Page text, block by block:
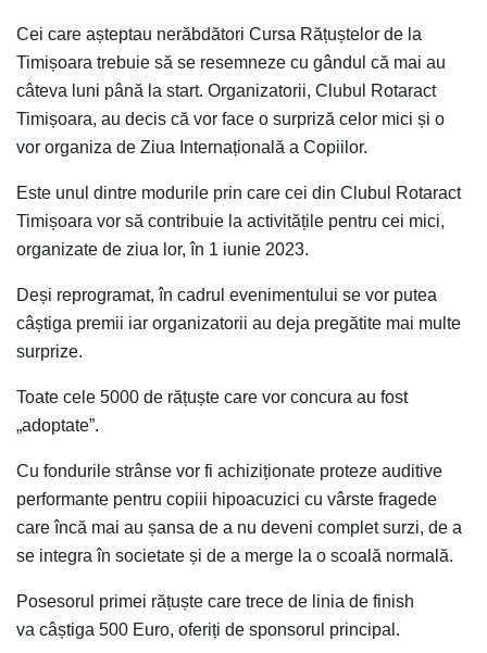
Cei care așteptau nerăbdători Cursa Rățuștelor de la
Timișoara trebuie să se resemneze cu gândul că mai au
câteva luni până la start. Organizatorii, Clubul Rotaract
Timișoara, au decis că vor face o surpriză celor mici și o
vor organiza de Ziua Internațională a Copiilor.
Este unul dintre modurile prin care cei din Clubul Rotaract
Timișoara vor să contribuie la activitățile pentru cei mici,
organizate de ziua lor, în 1 iunie 2023.
Deși reprogramat, în cadrul evenimentului se vor putea
câștiga premii iar organizatorii au deja pregătite mai multe
surprize.
Toate cele 5000 de rățuște care vor concura au fost
„adoptate”.
Cu fondurile strânse vor fi achiziționate proteze auditive
performante pentru copiii hipoacuzici cu vârste fragede
care încă mai au șansa de a nu deveni complet surzi, de a
se integra în societate și de a merge la o scoală normală.
Posesorul primei rățuște care trece de linia de finish
va câștiga 500 Euro, oferiți de sponsorul principal.